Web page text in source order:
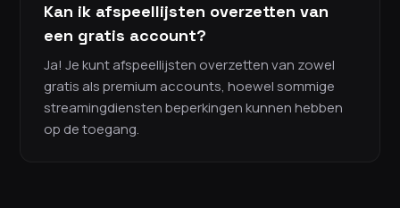
Kan ik afspeellijsten overzetten van
een gratis account?
Ja! Je kunt afspeellijsten overzetten van zowel
gratis als premium accounts, hoewel sommige
streamingdiensten beperkingen kunnen hebben
op de toegang.